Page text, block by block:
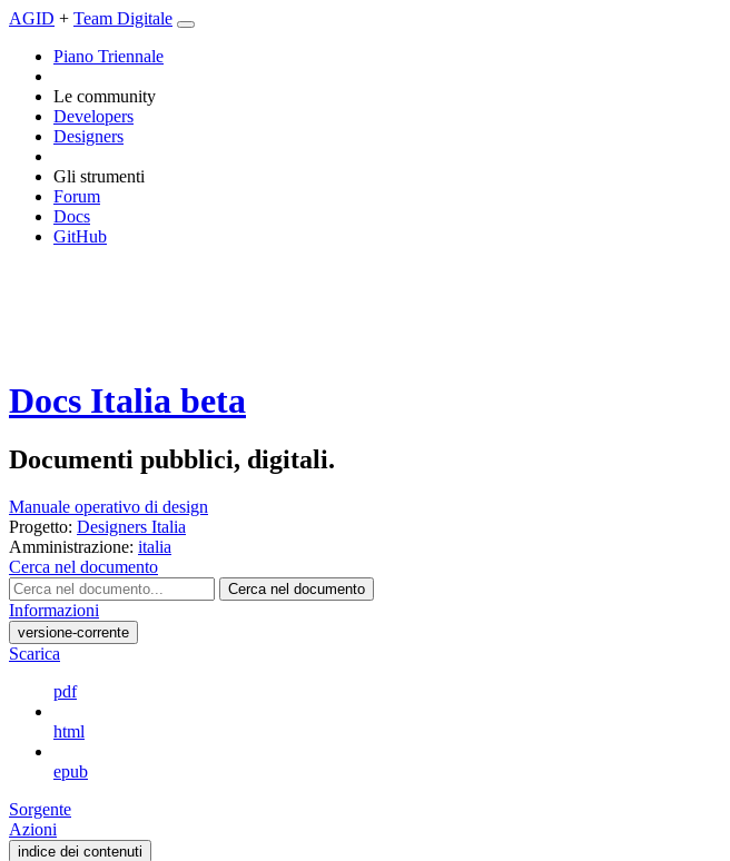
AGID + Team Digitale
Piano Triennale
Le community
Developers
Designers
Gli strumenti
Forum
Docs
GitHub
Docs Italia beta
Documenti pubblici, digitali.
Manuale operativo di design
Progetto: Designers Italia
Amministrazione: italia
Cerca nel documento
Cerca nel documento
Informazioni
versione-corrente
Scarica
pdf
html
epub
Sorgente
Azioni
indice dei contenuti